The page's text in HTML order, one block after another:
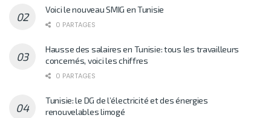
Voici le nouveau SMIG en Tunisie
0 PARTAGES
Hausse des salaires en Tunisie: tous les travailleurs
concernés, voici les chiffres
0 PARTAGES
Tunisie: le DG de l’électricité et des énergies
renouvelables limogé